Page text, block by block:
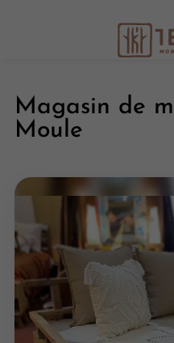
Magasin de
Moule